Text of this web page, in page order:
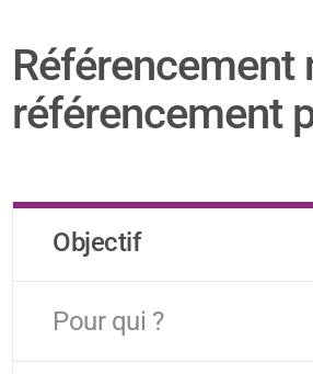
Référencement
référencement
Objectif
Pour qui ?